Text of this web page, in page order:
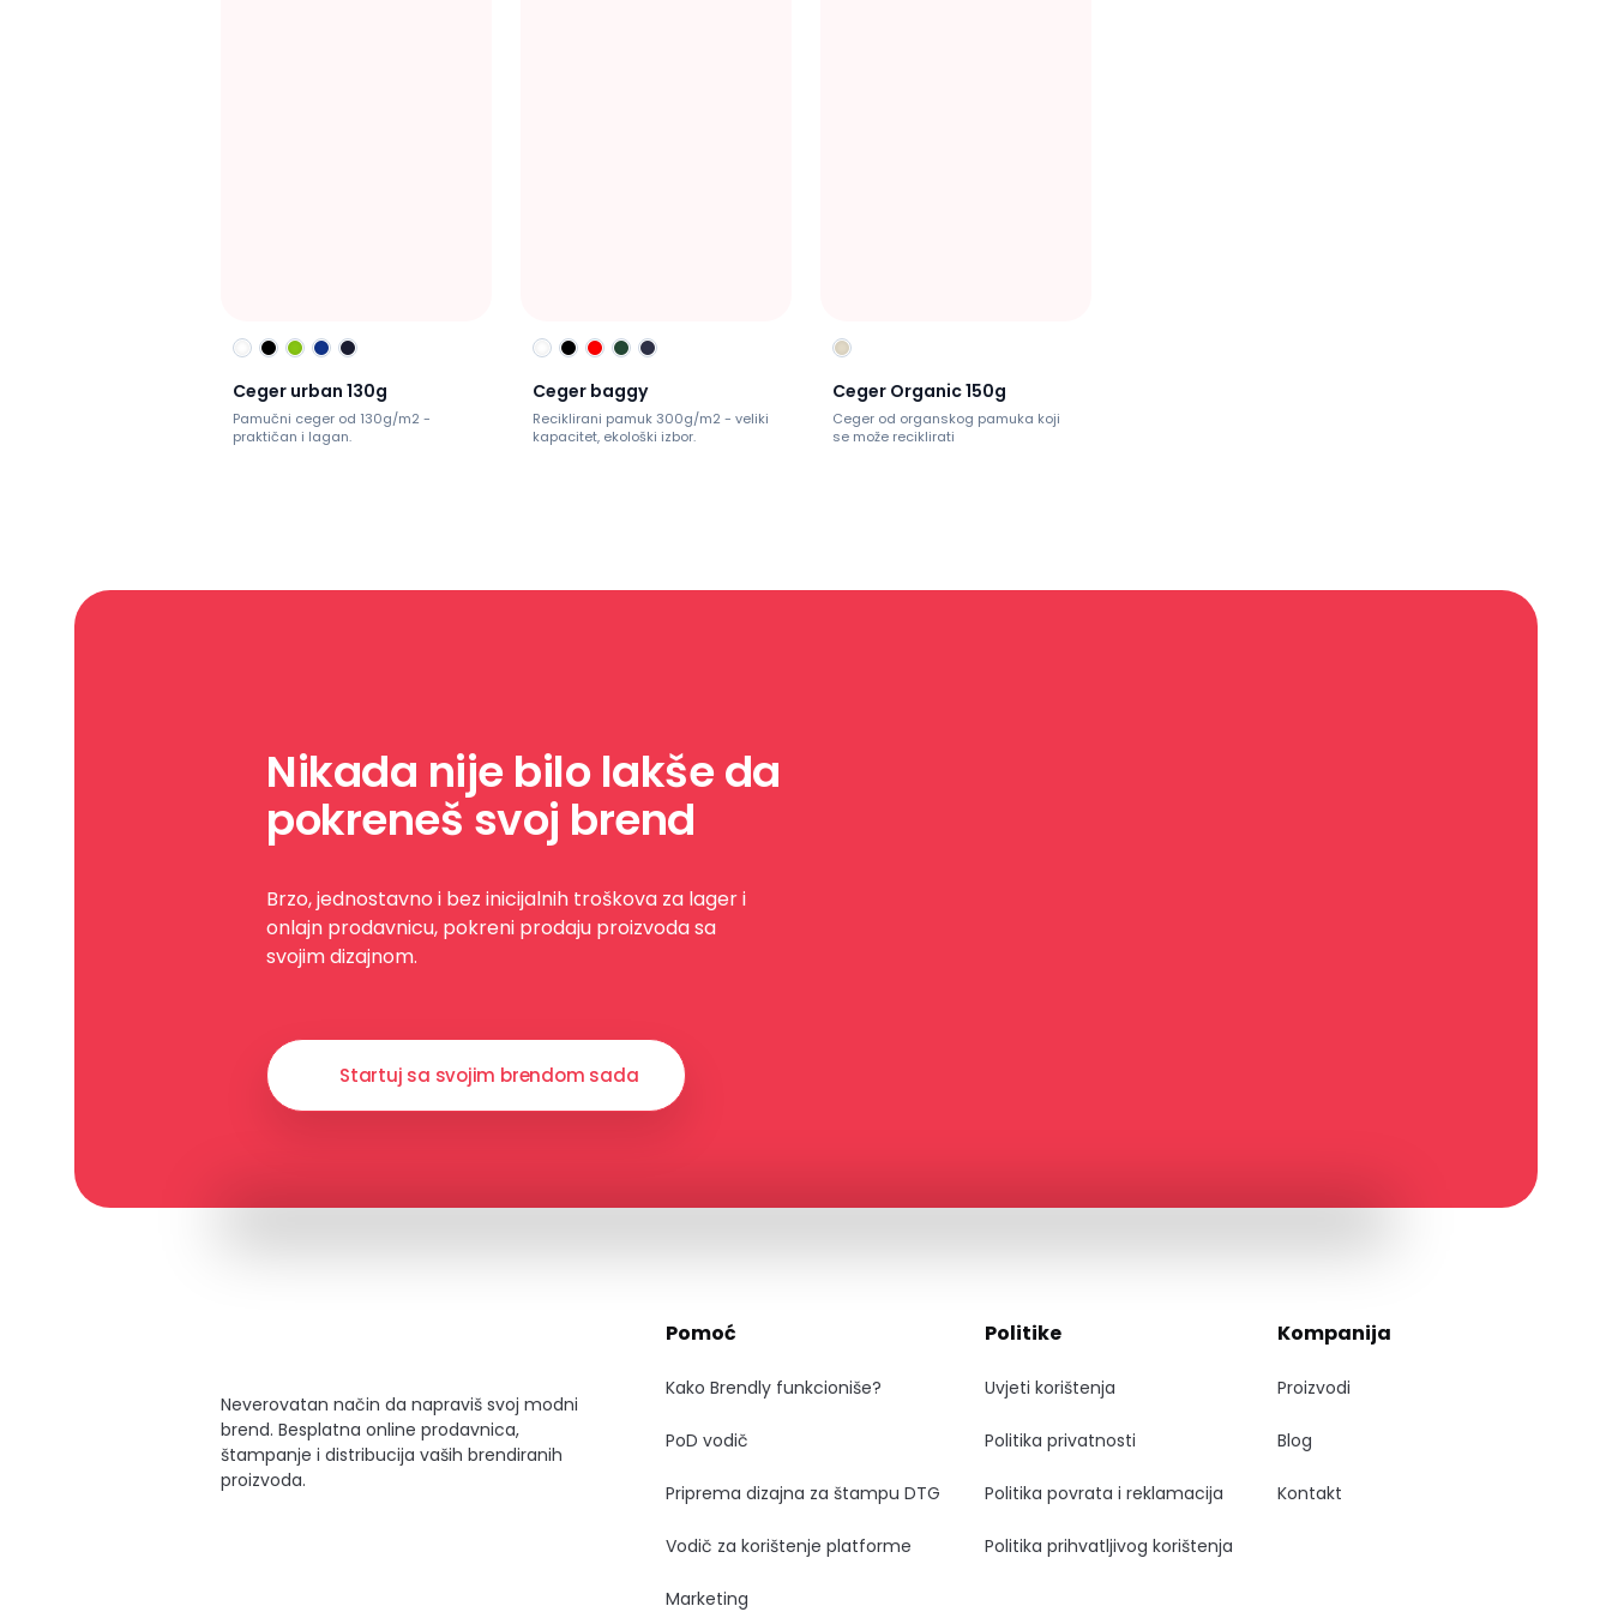
Ceger urban 130g
Pamučni ceger od 130g/m2 -
praktičan i lagan.
Ceger baggy
Reciklirani pamuk 300g/m2 - veliki
kapacitet, ekološki izbor.
Ceger Organic 150g
Ceger od organskog pamuka koji
se može reciklirati
Nikada nije bilo lakše da
pokreneš svoj brend
Brzo, jednostavno i bez inicijalnih troškova za lager i
onlajn prodavnicu, pokreni prodaju proizvoda sa
svojim dizajnom.
Startuj sa svojim brendom sada
Neverovatan način da napraviš svoj modni
brend. Besplatna online prodavnica,
štampanje i distribucija vaših brendiranih
proizvoda.
Pomoć
Kako Brendly funkcioniše?
PoD vodič
Priprema dizajna za štampu DTG
Vodič za korištenje platforme
Marketing
Politike
Uvjeti korištenja
Politika privatnosti
Politika povrata i reklamacija
Politika prihvatljivog korištenja
Kompanija
Proizvodi
Blog
Kontakt